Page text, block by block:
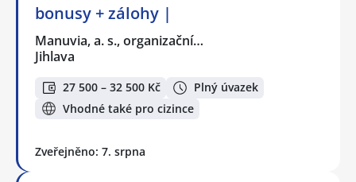
bonusy + zálohy |
Manuvia, a. s., organizační…
Jihlava
27 500 – 32 500 Kč
Plný úvazek
Vhodné také pro cizince
Zveřejněno: 7. srpna